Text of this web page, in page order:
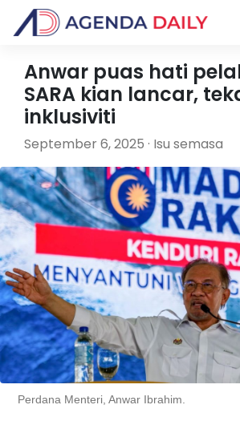
Anwar puas hati
SARA kian lancar,
inklusiviti
September 6, 2025 · Isu semasa
Perdana Menteri, Anwar Ibrahim.